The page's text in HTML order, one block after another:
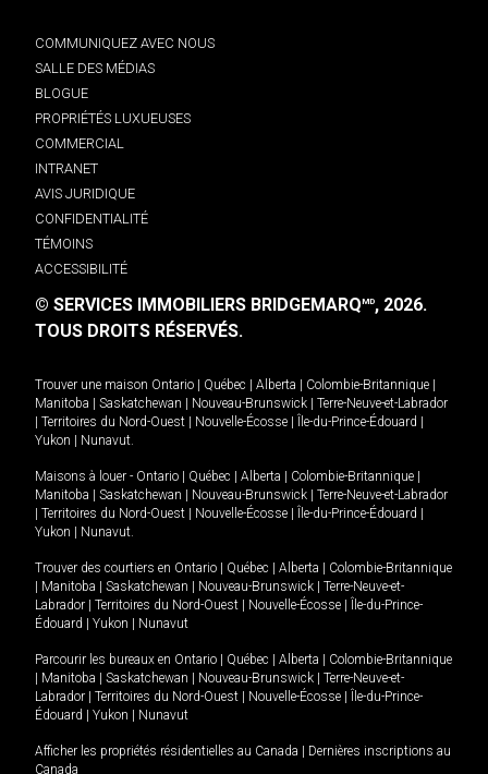
COMMUNIQUEZ AVEC NOUS
SALLE DES MÉDIAS
BLOGUE
PROPRIÉTÉS LUXUEUSES
COMMERCIAL
INTRANET
AVIS JURIDIQUE
CONFIDENTIALITÉ
TÉMOINS
ACCESSIBILITÉ
© SERVICES IMMOBILIERS BRIDGEMARQMD, 2026.
TOUS DROITS RÉSERVÉS.
Trouver une maison Ontario Québec Alberta Colombie-Britannique
Manitoba
Saskatchewan Nouveau-Brunswick
Terre-Neuve-et-Labrador
Territoires du Nord-Ouest Nouvelle-Écosse Île-du-Prince-Édouard
Yukon
Nunavut.
Maisons à louer - Ontario Québec Alberta Colombie-Britannique
Manitoba
Saskatchewan Nouveau-Brunswick
Terre-Neuve-et-Labrador
Territoires du Nord-Ouest Nouvelle-Écosse Île-du-Prince-Édouard
Yukon
Nunavut.
Trouver des courtiers en Ontario Québec Alberta
Colombie-Britannique
Manitoba Saskatchewan Nouveau-Brunswick
Terre-Neuve-et-
Labrador
Territoires du Nord-Ouest Nouvelle-Écosse
Île-du-Prince-
Édouard
Yukon Nunavut
Parcourir les bureaux en Ontario Québec Alberta
Colombie-Britannique
Manitoba Saskatchewan Nouveau-Brunswick
Terre-Neuve-et-
Labrador
Territoires du Nord-Ouest Nouvelle-Écosse
Île-du-Prince-
Édouard
Yukon Nunavut
Afficher les propriétés résidentielles au Canada
Dernières inscriptions au
Canada